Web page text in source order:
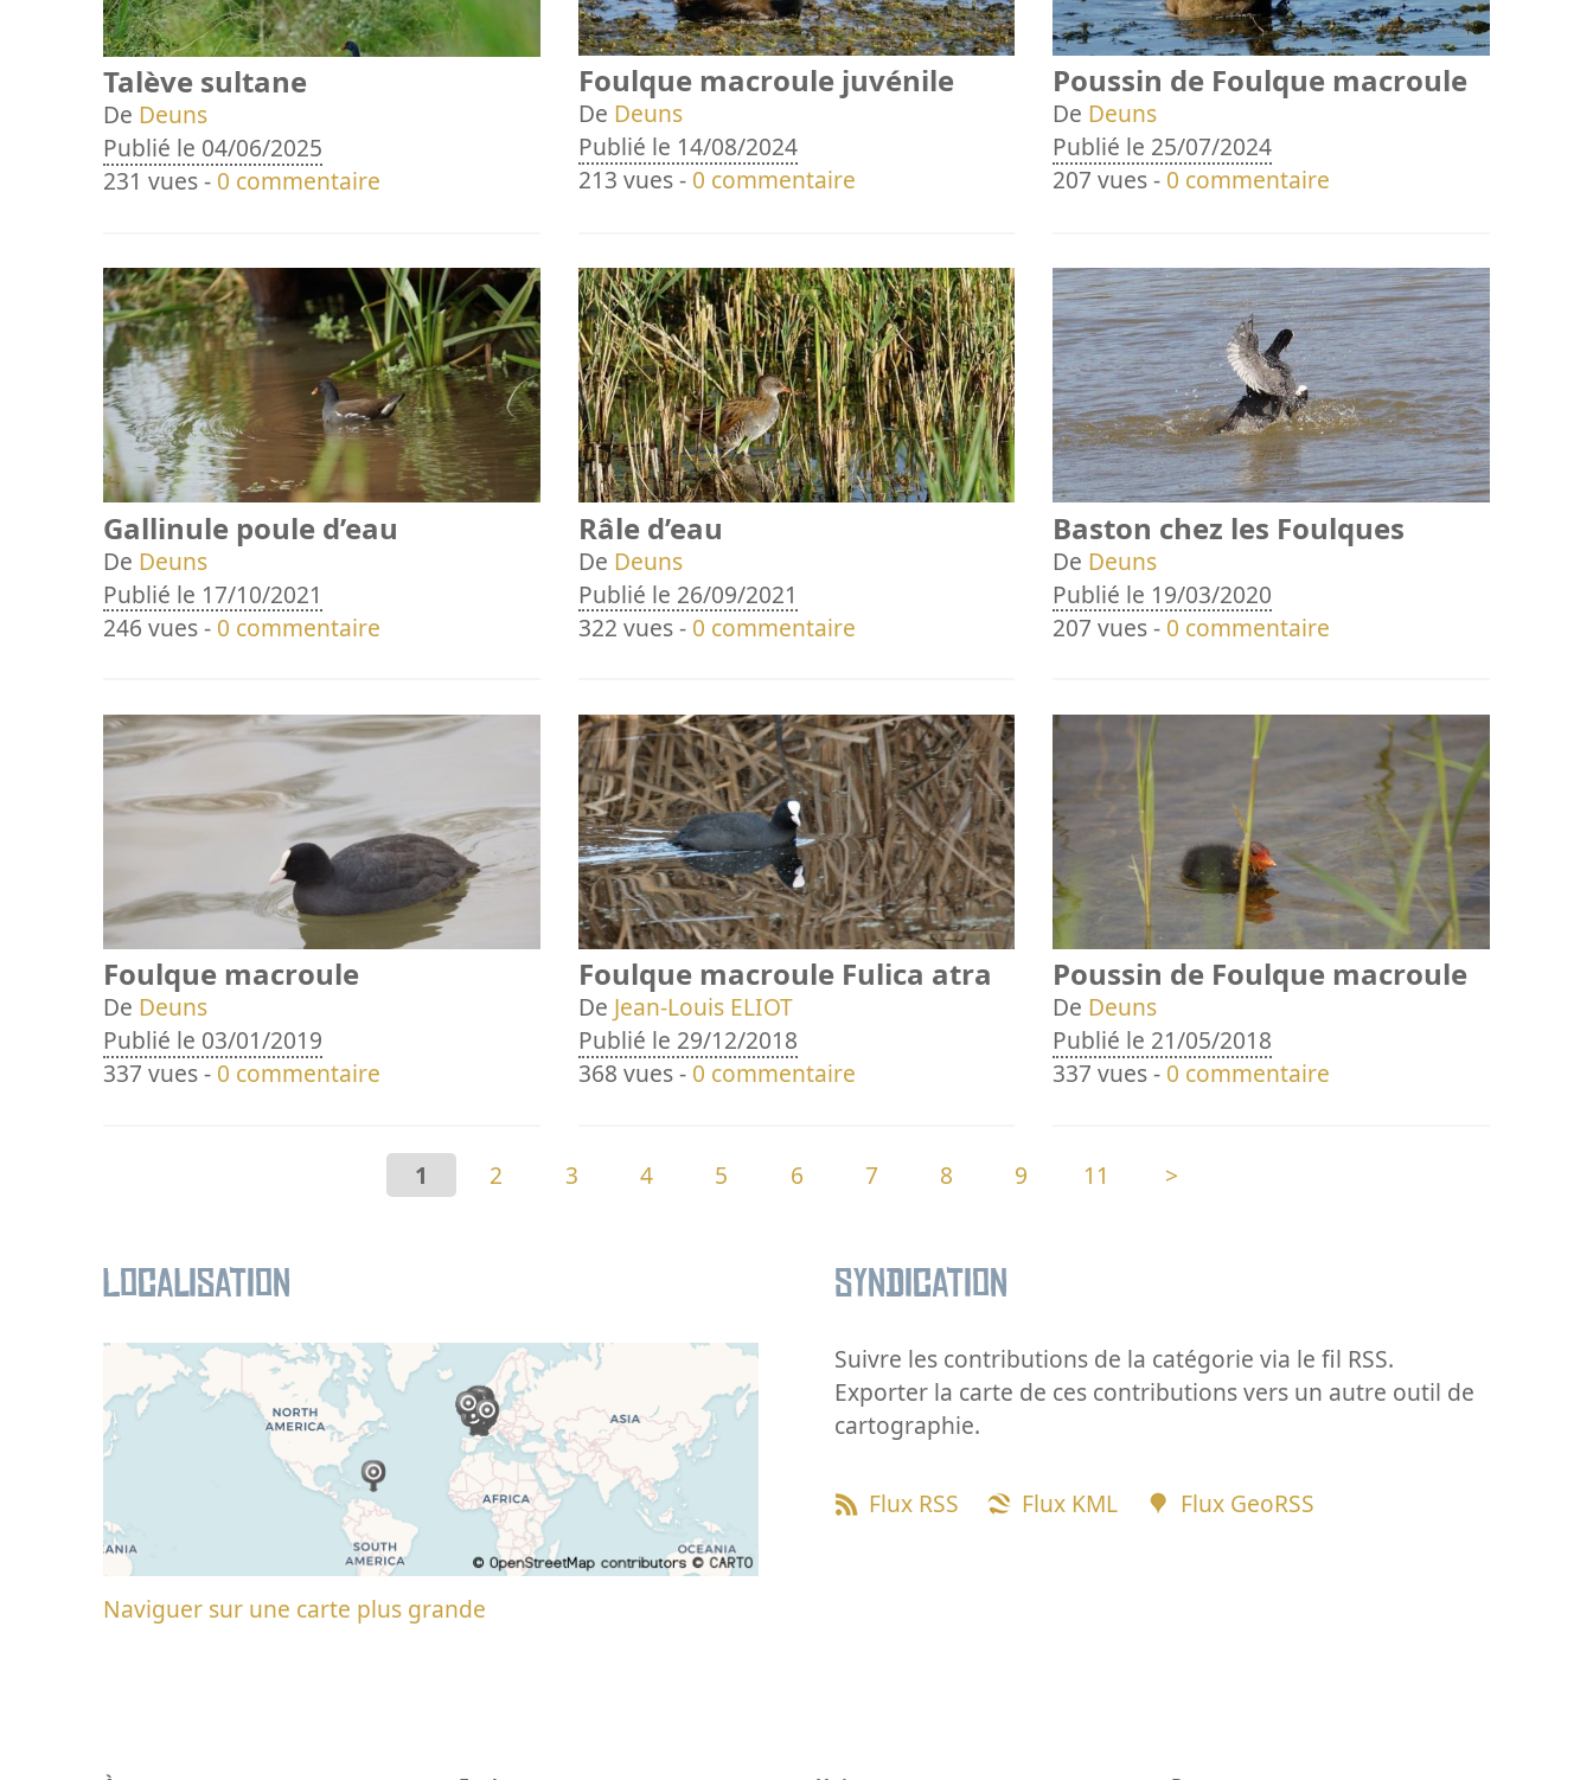
Talève sultane
De Deuns
Publié le 04/06/2025
231 vues - 0 commentaire
Foulque macroule juvénile
De Deuns
Publié le 14/08/2024
213 vues - 0 commentaire
Poussin de Foulque macroule
De Deuns
Publié le 25/07/2024
207 vues - 0 commentaire
Gallinule poule d’eau
De Deuns
Publié le 17/10/2021
246 vues - 0 commentaire
Râle d’eau
De Deuns
Publié le 26/09/2021
322 vues - 0 commentaire
Baston chez les Foulques
De Deuns
Publié le 19/03/2020
207 vues - 0 commentaire
Foulque macroule
De Deuns
Publié le 03/01/2019
337 vues - 0 commentaire
Foulque macroule Fulica atra
De Jean-Louis ELIOT
Publié le 29/12/2018
368 vues - 0 commentaire
Poussin de Foulque macroule
De Deuns
Publié le 21/05/2018
337 vues - 0 commentaire
1 2 3 4 5 6 7 8 9 11 >
Localisation
Naviguer sur une carte plus grande
Syndication
Suivre les contributions de la catégorie via le fil RSS.
Exporter la carte de ces contributions vers un autre outil de
cartographie.
Flux RSS Flux KML Flux GeoRSS